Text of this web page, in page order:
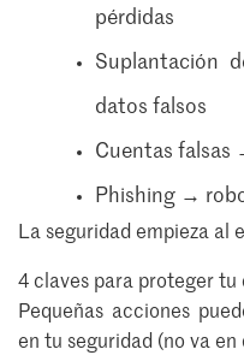
pérdidas
Suplantación
datos falsos
Cuentas falsas
Phishing →
La seguridad empieza al
4 claves para proteger
Pequeñas acciones
en tu seguridad (no va en